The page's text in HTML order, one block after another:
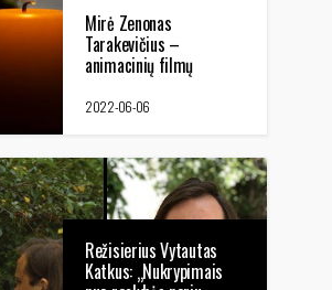
Mirė Zenonas
Tarakevičius –
animacinių filmų
režisierius ir
dailininkas
2022-06-06
Režisierius Vytautas
Katkus: „Nukrypimais